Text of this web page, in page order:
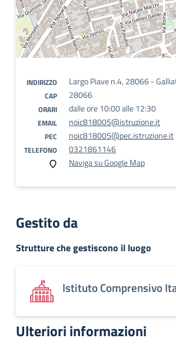
INDIRIZZO Largo Piave n.4, 28066 -
CAP 28066
ORARI dalle ore 10:00 alle 12:30
EMAIL noic818005@istruzione.it
PEC noic818005@pec.istruzione.it
TELEFONO
0321861146
Naviga su Google Map
Gestito da
Strutture che gestiscono il luogo
Istituto Comprensivo
Ulteriori informazioni